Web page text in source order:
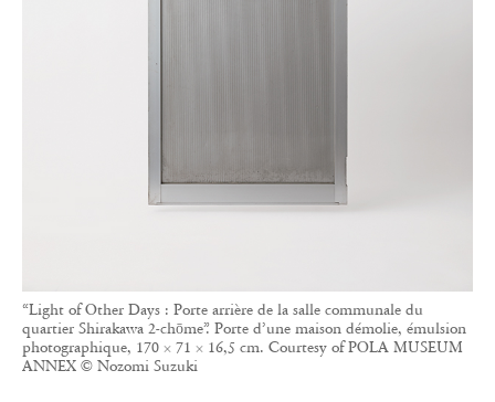
“Light of Other Days : Porte arrière de la salle communale du
quartier Shirakawa 2-chōme”. Porte d’une maison démolie, émulsion
photographique, 170 × 71 × 16,5 cm. Courtesy of POLA MUSEUM
ANNEX © Nozomi Suzuki